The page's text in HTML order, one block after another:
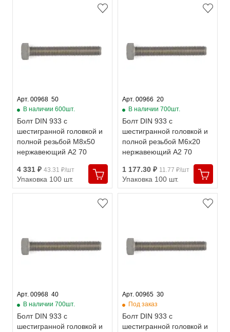
Арт. 00968  50
В наличии 600шт.
Болт DIN 933 с
шестигранной головкой и
полной резьбой М8х50
нержавеющий А2 70
4 331 ₽ 43.31 ₽/шт
Упаковка 100 шт.
Арт. 00966  20
В наличии 700шт.
Болт DIN 933 с
шестигранной головкой и
полной резьбой М6х20
нержавеющий А2 70
1 177.30 ₽ 11.77 ₽/шт
Упаковка 100 шт.
Арт. 00968  40
В наличии 700шт.
Болт DIN 933 с
шестигранной головкой и
Арт. 00965  30
Под заказ
Болт DIN 933 с
шестигранной головкой и